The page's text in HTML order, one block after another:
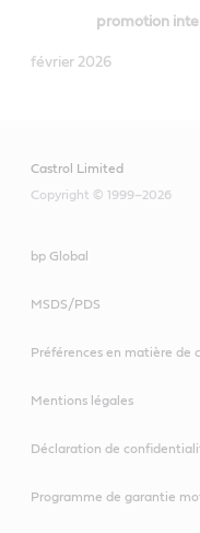
promotion
février 2026
Castrol Limited
Copyright © 1999–2026
bp Global
MSDS/PDS
Préférences en matière de
Mentions légales
Déclaration de
Programme de garantie